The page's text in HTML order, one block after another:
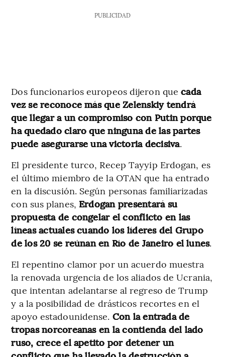
PUBLICIDAD
Dos funcionarios europeos dijeron quecada
vez se reconoce más que Zelenskiy tendrá
que llegar a un compromiso con Putin porque
ha quedado claro que ninguna de las partes
puede asegurarse una victoria decisiva.
El presidente turco, Recep Tayyip Erdogan, es
el último miembro de la OTAN que ha entrado
en la discusión. Según personas familiarizadas
con sus planes, Erdogan presentará su
propuesta de congelar el conflicto en las
líneas actuales cuando los líderes del Grupo
de los 20 se reúnan en Río de Janeiro el lunes.
El repentino clamor por un acuerdo muestra
la renovada urgencia de los aliados de Ucrania,
que intentan adelantarse al regreso de Trump
y a la posibilidad de drásticos recortes en el
apoyo estadounidense. Con la entrada de
tropas norcoreanas en la contienda del lado
ruso, crece el apetito por detener un